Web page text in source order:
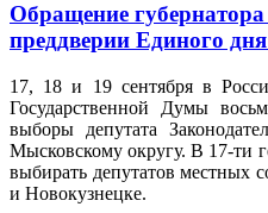
Обращение
преддверии Единого
17, 18 и 19 сентября в
Государственной Думы
выборы депутата
Мысковскому округу. В 17-ти
выбирать депутатов местных
и Новокузнецке.